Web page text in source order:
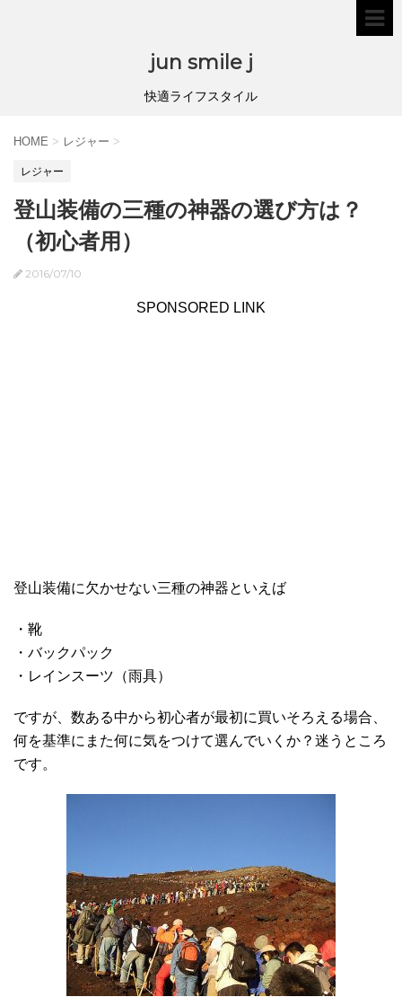
jun smile j
快適ライフスタイル
HOME > レジャー >
レジャー
登山装備の三種の神器の選び方は？
（初心者用）
2016/07/10
SPONSORED LINK
登山装備に欠かせない三種の神器といえば
・靴
・バックパック
・レインスーツ（雨具）
ですが、数ある中から初心者が最初に買いそろえる場合、
何を基準にまた何に気をつけて選んでいくか？迷うところ
です。